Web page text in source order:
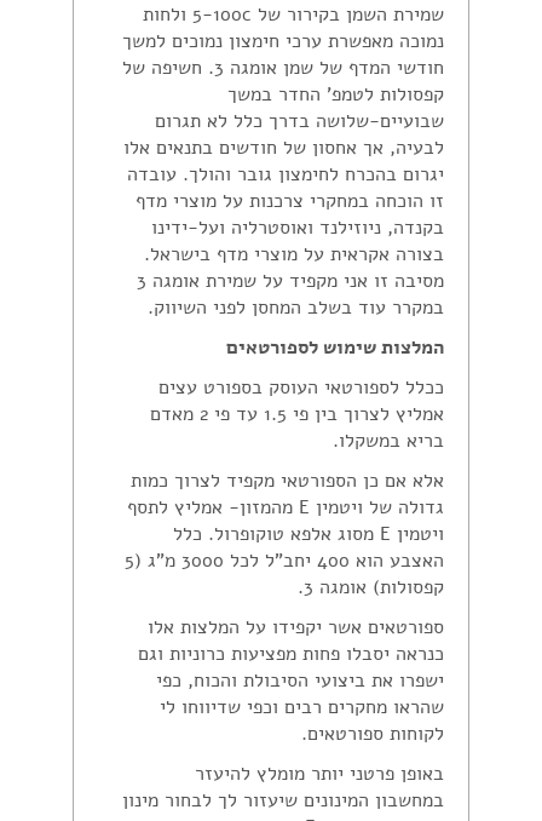
שמירת השמן בקירור של 5-100c ולחות
נמוכה מאפשרת ערכי חימצון נמוכים למשך
חודשי המדף של שמן אומגה 3. חשיפה של
קפסולות לטמפ' החדר במשך
שבועיים-שלושה בדרך כלל לא תגרום
לבעיה, אך אחסון של חודשים בתנאים אלו
יגרום בהכרח לחימצון גובר והולך. עובדה
זו הוכחה במחקרי צרכנות על מוצרי מדף
בקנדה, ניוזילנד ואוסטרליה ועל-ידינו
בצורה אקראית על מוצרי מדף בישראל.
מסיבה זו אני מקפיד על שמירת אומגה 3
במקרר עוד בשלב המחסן לפני השיווק.
המלצות שימוש לספורטאים
ככלל לספורטאי העוסק בספורט עצים
אמליץ לצרוך בין פי 1.5 עד פי 2 מאדם
בריא במשקלו.
אלא אם כן הספורטאי מקפיד לצרוך כמות
גדולה של ויטמין E מהמזון- אמליץ לתסף
ויטמין E מסוג אלפא טוקופרול. כלל
האצבע הוא 400 יחב"ל לכל 3000 מ"ג (5
קפסולות) אומגה 3.
ספורטאים אשר יקפידו על המלצות אלו
כנראה יסבלו פחות מפציעות כרוניות וגם
ישפרו את ביצועי הסיבולת והכוח, כפי
שהראו מחקרים רבים וכפי שדיווחו לי
לקוחות ספורטאים.
באופן פרטני יותר מומלץ להיעזר
במחשבון המינונים שיעזור לך לבחור מינון